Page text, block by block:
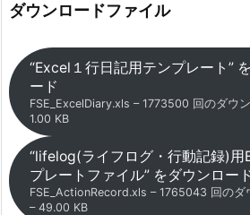
ダウンロードファイル
“Excel１行日記用テンプレート”
ード
FSE_ExcelDiary.xls – 1773500 回のダウ
1.00 KB
“lifelog(ライフログ・行動記録)用
プレートファイル” をダウンロー
FSE_ActionRecord.xls – 1765043 回のダ
– 49.00 KB